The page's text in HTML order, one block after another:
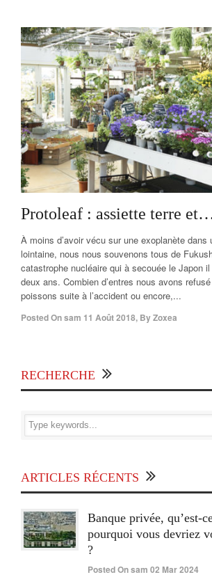
Protoleaf : assiette terre
À moins d’avoir vécu sur une exoplanète dans
lointaine, nous nous souvenons tous de
catastrophe nucléaire qui à secouée le Japon
deux ans. Combien d’entres nous avons
poissons suite à l’accident ou encore,...
Posted Onsam 11 Août 2018, ByZoxea
RECHERCHE
ARTICLES RÉCENTS
Banque privée, qu’est-
pourquoi vous devriez
?
Posted On sam 02 Mar 2024